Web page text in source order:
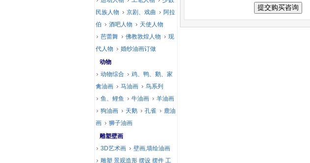
民族人物
京剧、戏曲
阿拉
伯
酒吧人物
天使人物
芭蕾舞
佛教敦煌人物
现
代人物
婚纱油画订做
动物
动物综合
鸡、鸭、鹅、家
禽油画
马油画
鸟系列
鱼、鲤鱼
牛油画
羊油画
狗油画
天鹅 孔雀
鹿油
画
狮子油画
雕塑壁画
3D艺术画
壁画,墙绘油画
雕塑 景观造形 摆设 摆件 工